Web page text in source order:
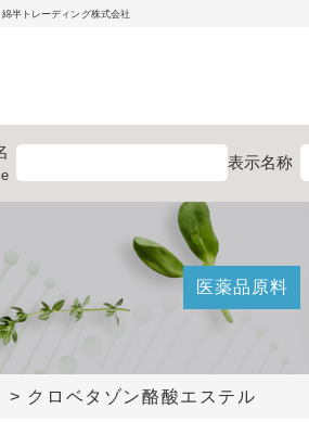
半トレーディング株式会社
表示名称
医薬品原料
> クロベタゾン酪酸エステル